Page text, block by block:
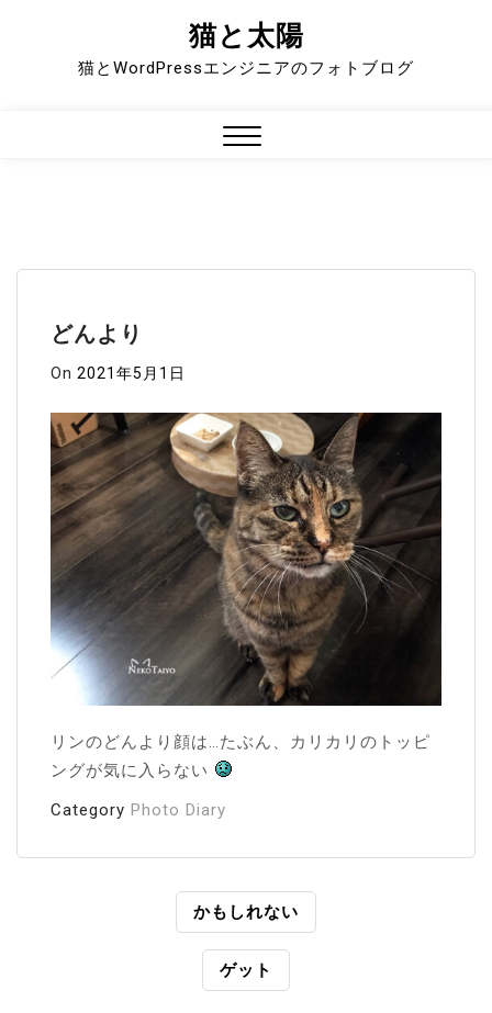
猫と太陽
猫とWordPressエンジニアのフォトブログ
どんより
On 2021年5月1日
リンのどんより顔は…たぶん、カリカリのトッピ
ングが気に入らない
Category Photo Diary
かもしれない
ゲット